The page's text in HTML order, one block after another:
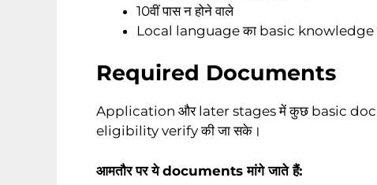
10वीं पास न होने वाले
Local language का basic knowledge
Required Documents
Application और later stages में कुछ basic
eligibility verify की जा सके।
आमतौर पर ये documents मांगे जाते हैं: